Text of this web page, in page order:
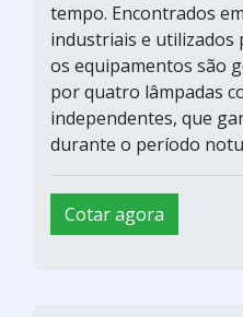
tempo. Encontrados
industriais e utilizados
os equipamentos são
por quatro lâmpadas
independentes, que
durante o período
Cotar agora